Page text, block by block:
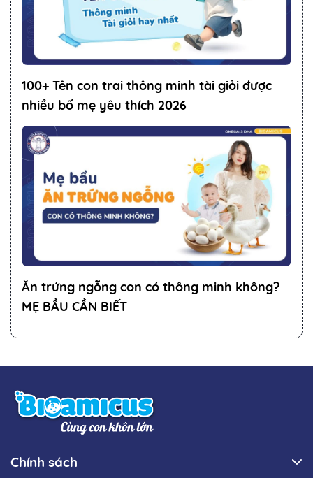
100+ Tên con trai thông minh tài giỏi được
nhiều bố mẹ yêu thích 2026
Ăn trứng ngỗng con có thông minh không?
MẸ BẦU CẦN BIẾT
Chính sách